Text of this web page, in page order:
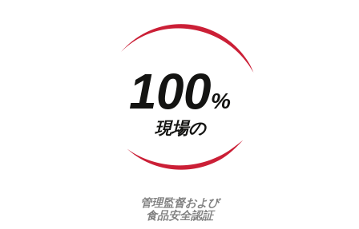
100%
現場の
管理監督および
食品安全認証